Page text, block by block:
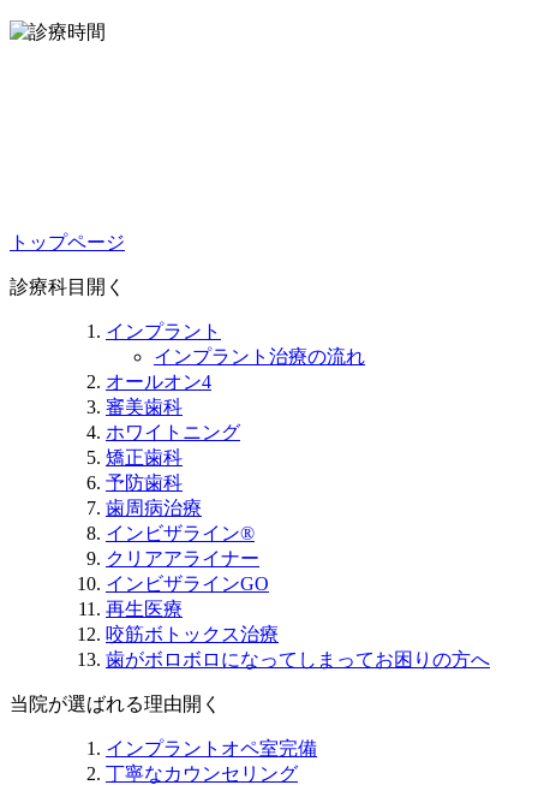
トップページ
診療科目 開く
インプラント
インプラント治療の流れ
オールオン4
審美歯科
ホワイトニング
矯正歯科
予防歯科
歯周病治療
インビザライン®
クリアアライナー
インビザラインGO
再生医療
咬筋ボトックス治療
歯がボロボロになってしまってお困りの方へ
当院が選ばれる理由開く
インプラントオペ室完備
丁寧なカウンセリング